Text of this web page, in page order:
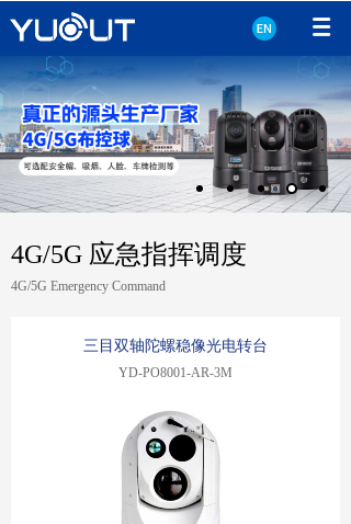
4G/5G 应急指挥调度
4G/5G Emergency Command
YD-PO8001-AR-3M
三目双轴陀螺稳像光电转台